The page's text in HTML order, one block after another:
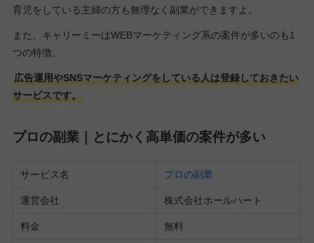
育児をしている主婦の方も無理なく副業ができますよ。
また、キャリーミーはWEBマーケティング系の案件が多いのも1
つの特徴。
広告運用やSNSマーケティングをしている人は登録しておきたい
サービスです。
プロの副業｜とにかく高単価の案件が多い
サービス名 プロの副業
運営会社 株式会社ホールハート
料金 無料